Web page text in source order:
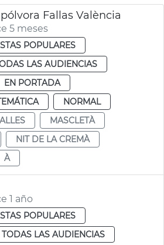
Fallas València
5 meses
POPULARES
LAS AUDIENCIAS
EN PORTADA
NORMAL
MASCLETÀ
NIT DE LA CREMÀ
À
1 año
POPULARES
TODAS LAS AUDIENCIAS